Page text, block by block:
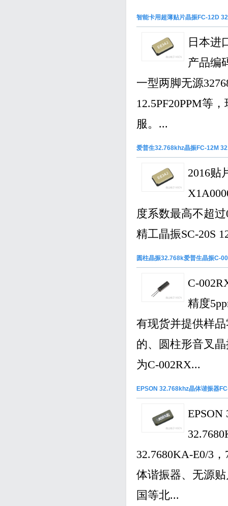
智能卡用超薄贴片晶振FC-12D
日本进
产品编
一型两脚无源
12.5PF20PPM等
服。...
爱普生32.768khz晶振FC-12M
2016贴
度系数最高不超
精工晶振SC-20S
圆柱晶振32.768k爱普生晶振C-
C-
精度
有现货并提供样
的、圆柱形音叉
为C-002RX...
EPSON 32.768khz晶体谐振器
32.7680KA-E0/3
体谐振器、无源贴
国等北...